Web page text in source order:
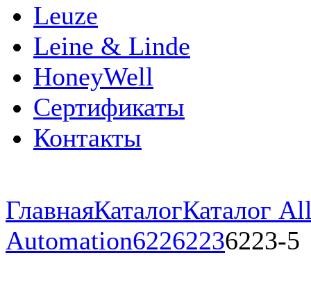
Leuze
Leine & Linde
HoneyWell
Сертификаты
Контакты
ГлавнаяКаталогКаталог
Automation62262236223-5